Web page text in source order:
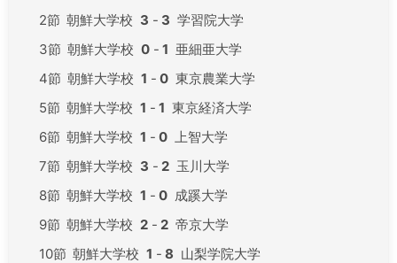
2節 朝鮮大学校 3 - 3 学習院大学
3節 朝鮮大学校 0 - 1 亜細亜大学
4節 朝鮮大学校 1 - 0 東京農業大学
5節 朝鮮大学校 1 - 1 東京経済大学
6節 朝鮮大学校 1 - 0
上智大学
7節 朝鮮大学校 3 - 2 玉川大学
8節 朝鮮大学校 1 - 0 成蹊大学
9節 朝鮮大学校 2 - 2 帝京大学
10節 朝鮮大学校 1 - 8 山梨学院大学